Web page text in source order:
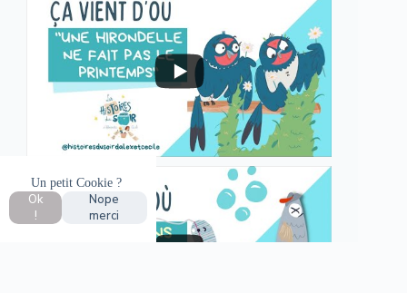
Un petit Cookie ?
Ok
!
Nope
merci